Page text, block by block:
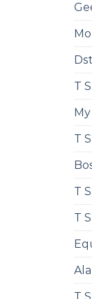
T
T
T
T